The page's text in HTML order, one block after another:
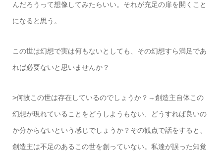
んだろうって想像してみたらいい。それが充足の扉を開くこと
になると思う。
この世は幻想で実は何もないとしても、その幻想すら満足であ
れば必要ないと思いませんか？
>何故この世は存在しているのでしょうか？→創造主自体この
幻想が現れていることをどうしようもない、どうすれば良いの
か分からないという感じでしょうか？その観点で話をすると、
創造主は不足のあるこの世を創っていない。私達が誤った知覚